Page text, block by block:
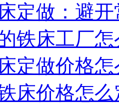
定做：避
铁床工厂
定做价格
床价格怎